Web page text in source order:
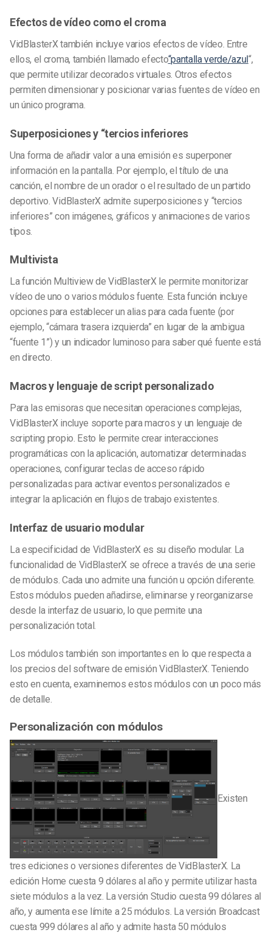
Efectos de vídeo como el croma
VidBlasterX también incluye varios efectos de vídeo. Entre
ellos, el croma, también llamado efecto“pantalla verde/azul“,
que permite utilizar decorados virtuales. Otros efectos
permiten dimensionar y posicionar varias fuentes de vídeo en
un único programa.
Superposiciones y “tercios inferiores
Una forma de añadir valor a una emisión es superponer
información en la pantalla. Por ejemplo, el título de una
canción, el nombre de un orador o el resultado de un partido
deportivo. VidBlasterX admite superposiciones y “tercios
inferiores” con imágenes, gráficos y animaciones de varios
tipos.
Multivista
La función Multiview de VidBlasterX le permite monitorizar
vídeo de uno o varios módulos fuente. Esta función incluye
opciones para establecer un alias para cada fuente (por
ejemplo, “cámara trasera izquierda” en lugar de la ambigua
“fuente 1”) y un indicador luminoso para saber qué fuente está
en directo.
Macros y lenguaje de script personalizado
Para las emisoras que necesitan operaciones complejas,
VidBlasterX incluye soporte para macros y un lenguaje de
scripting propio. Esto le permite crear interacciones
programáticas con la aplicación, automatizar determinadas
operaciones, configurar teclas de acceso rápido
personalizadas para activar eventos personalizados e
integrar la aplicación en flujos de trabajo existentes.
Interfaz de usuario modular
La especificidad de VidBlasterX es su diseño modular. La
funcionalidad de VidBlasterX se ofrece a través de una serie
de módulos. Cada uno admite una función u opción diferente.
Estos módulos pueden añadirse, eliminarse y reorganizarse
desde la interfaz de usuario, lo que permite una
personalización total.
Los módulos también son importantes en lo que respecta a
los precios del software de emisión VidBlasterX. Teniendo
esto en cuenta, examinemos estos módulos con un poco más
de detalle.
Personalización con módulos
Existen
tres ediciones o versiones diferentes de VidBlasterX. La
edición Home cuesta 9 dólares al año y permite utilizar hasta
siete módulos a la vez. La versión Studio cuesta 99 dólares al
año, y aumenta ese límite a 25 módulos. La versión Broadcast
cuesta 999 dólares al año y admite hasta 50 módulos